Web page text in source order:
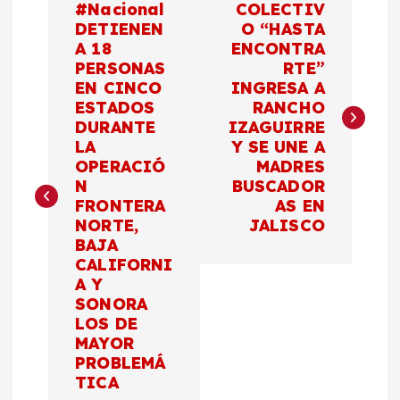
a
#Nacional
DETIENEN
A 18
PERSONAS
EN CINCO
ESTADOS
DURANTE
LA
OPERACIÓ
N
FRONTERA
NORTE,
BAJA
CALIFORNI
A Y
SONORA
LOS DE
MAYOR
PROBLEMÁ
TICA
COLECTIV
O “HASTA
ENCONTRA
RTE”
INGRESA A
RANCHO
IZAGUIRRE
Y SE UNE A
MADRES
BUSCADOR
AS EN
JALISCO